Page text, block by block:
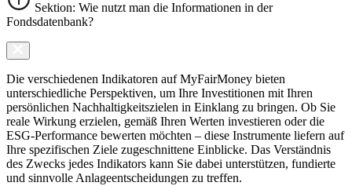
Sektion: Wie nutzt man die Informationen in der
Fondsdatenbank?
Die verschiedenen Indikatoren auf MyFairMoney bieten
unterschiedliche Perspektiven, um Ihre Investitionen mit Ihren
persönlichen Nachhaltigkeitszielen in Einklang zu bringen. Ob Sie
reale Wirkung erzielen, gemäß Ihren Werten investieren oder die
ESG-Performance bewerten möchten – diese Instrumente liefern auf
Ihre spezifischen Ziele zugeschnittene Einblicke. Das Verständnis
des Zwecks jedes Indikators kann Sie dabei unterstützen, fundierte
und sinnvolle Anlageentscheidungen zu treffen.